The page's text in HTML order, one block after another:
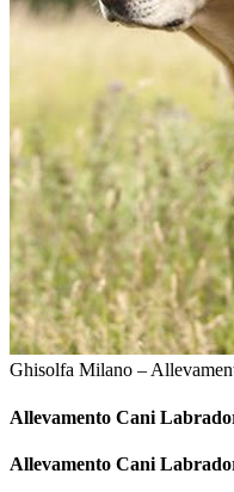
Ghisolfa Milano –
Allevamento Cani
Allevamento Cani